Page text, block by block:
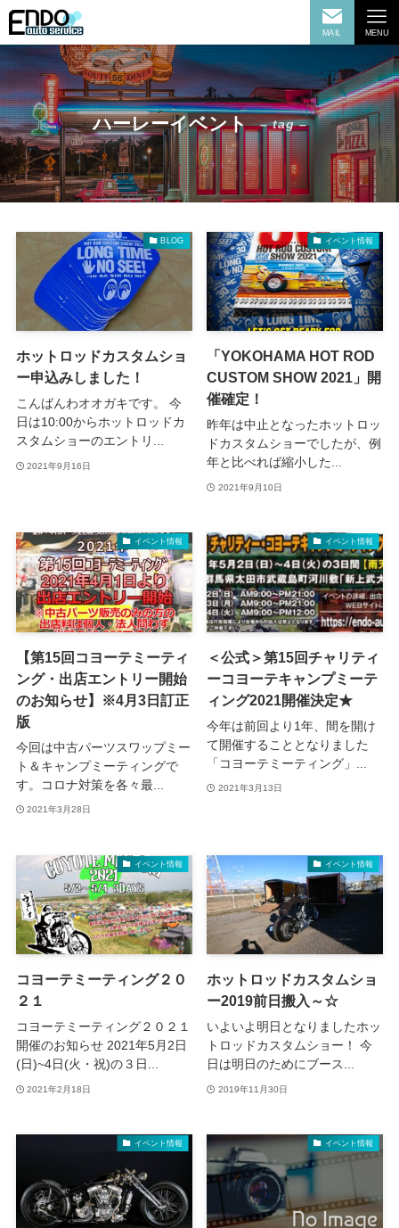
MAIL MENU
ハーレーイベント – tag –
BLOG
ホットロッドカスタムショ
ー申込みしました！
こんばんわオオガキです。 今
日は10:00からホットロッドカ
スタムショーのエントリ...
2021年9月16日
イベント情報
「YOKOHAMA HOT ROD
CUSTOM SHOW 2021」開
催確定！
昨年は中止となったホットロッ
ドカスタムショーでしたが、例
年と比べれば縮小した...
2021年9月10日
イベント情報
【第15回コヨーテミーティ
ング・出店エントリー開始
のお知らせ】※4月3日訂正
版
今回は中古パーツスワップミー
ト＆キャンプミーティングで
す。コロナ対策を各々最...
2021年3月28日
イベント情報
＜公式＞第15回チャリティ
ーコヨーテキャンプミーテ
ィング2021開催決定★
今年は前回より1年、間を開け
て開催することとなりました
「コヨーテミーティング」...
2021年3月13日
イベント情報
コヨーテミーティング２０
２１
コヨーテミーティング２０２１
開催のお知らせ 2021年5月2日
(日)~4日(火・祝)の３日...
2021年2月18日
イベント情報
ホットロッドカスタムショ
ー2019前日搬入～☆
いよいよ明日となりましたホッ
トロッドカスタムショー！ 今
日は明日のためにブース...
2019年11月30日
イベント情報 イベント情報